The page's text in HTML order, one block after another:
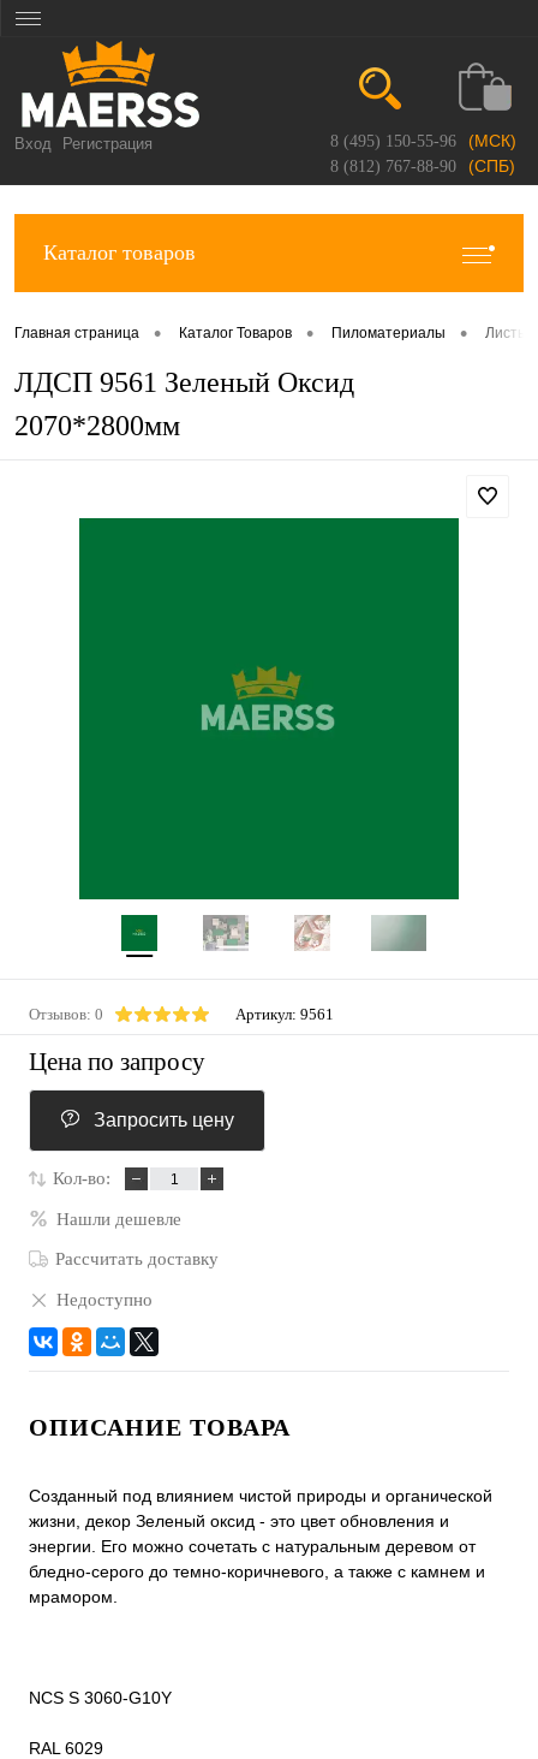
Вход Регистрация 8 (495) 150-55-96 (МСК)
8 (812) 767-88-90 (СПБ)
Каталог товаров
Главная страница • Каталог Товаров • Пиломатериалы • Листы
ЛДСП 9561 Зеленый Оксид
2070*2800мм
Отзывов: 0 Артикул: 9561
Цена по запросу
Запросить цену
Кол-во:
Нашли дешевле
Рассчитать доставку
Недоступно
ОПИСАНИЕ ТОВАРА
Созданный под влиянием чистой природы и органической
жизни, декор Зеленый оксид - это цвет обновления и
энергии. Его можно сочетать с натуральным деревом от
бледно-серого до темно-коричневого, а также с камнем и
мрамором.
NCS S 3060-G10Y
RAL 6029